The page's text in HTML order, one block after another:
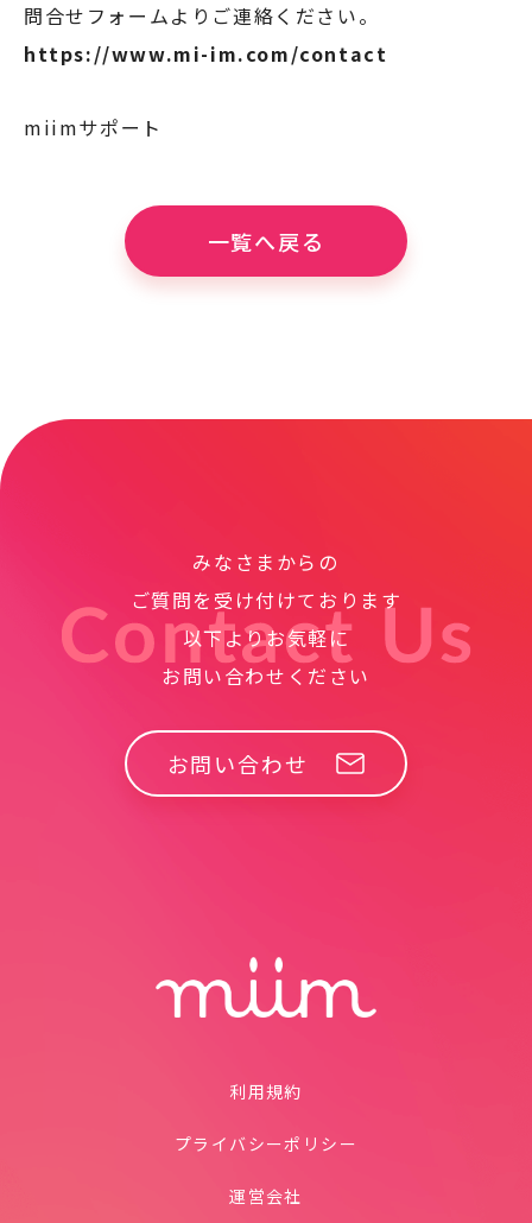
問合せフォームよりご連絡ください。
https://www.mi-im.com/contact
miimサポート
一覧へ戻る
みなさまからの
ご質問を受け付けております
以下よりお気軽に
お問い合わせください
お問い合わせ
利用規約
プライバシーポリシー
運営会社